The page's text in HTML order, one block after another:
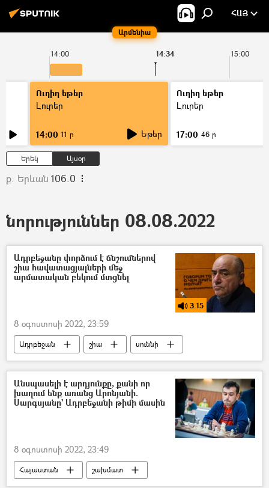
Արմենիա
ՀԱՅ
14:00 15:00
14:34
Ուղիղ եթեր
Լուրեր
14:00 11 ր Եթեր
Ուղիղ եթեր
Լուրեր
17:00 46 ր
Երեկ Այսօր
ք. Երևան 106.0
նորություններ 08.08.2022
Ադրբեջանը փորձում է ճնշումներով
շիա հավատացյալների մեջ
արմատական բեկում մտցնել
3:15
8 օգոստոսի 2022, 23:59
Ադրբեջան շիա
սուննի
իսլամ
Անսպասելի է արդյունքը, քանի որ
խաղում ենք առանց Արոնյանի.
Սարգսյանը` Ադրբեջանի թիմի մասին
8 օգոստոսի 2022, 23:49
Հայաստան
շախմատ